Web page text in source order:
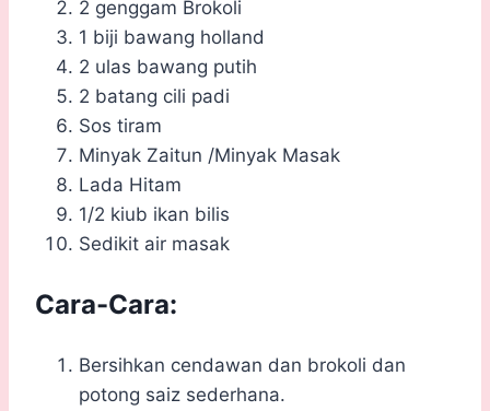
2 genggam Brokoli
1 biji bawang holland
2 ulas bawang putih
2 batang cili padi
Sos tiram
Minyak Zaitun /Minyak Masak
Lada Hitam
1/2 kiub ikan bilis
Sedikit air masak
Cara-Cara:
Bersihkan cendawan dan brokoli dan
potong saiz sederhana.